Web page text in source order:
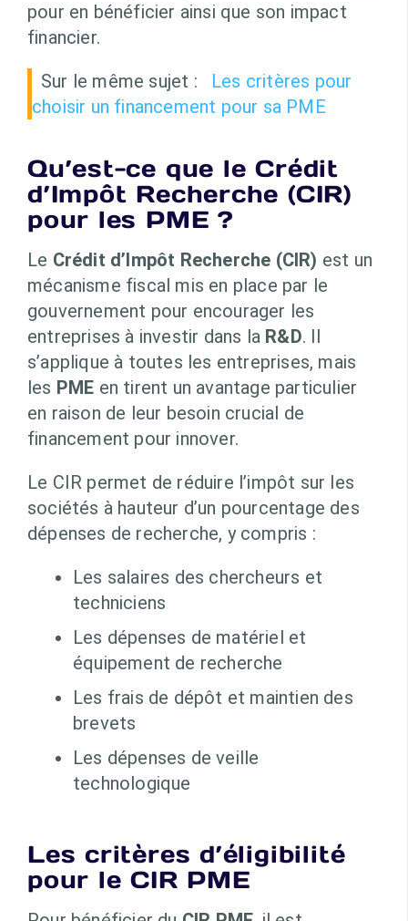
pour en bénéficier ainsi que son impact
financier.
Sur le même sujet :
Les critères pour
choisir un financement pour sa PME
Qu’est-ce que le Crédit
d’Impôt Recherche (CIR)
pour les PME ?
Le Crédit d’Impôt Recherche (CIR) est un
mécanisme fiscal mis en place par le
gouvernement pour encourager les
entreprises à investir dans la R&D. Il
s’applique à toutes les entreprises, mais
les PME en tirent un avantage particulier
en raison de leur besoin crucial de
financement pour innover.
Le CIR permet de réduire l’impôt sur les
sociétés à hauteur d’un pourcentage des
dépenses de recherche, y compris :
Les salaires des chercheurs et
techniciens
Les dépenses de matériel et
équipement de recherche
Les frais de dépôt et maintien des
brevets
Les dépenses de veille
technologique
Les critères d’éligibilité
pour le CIR PME